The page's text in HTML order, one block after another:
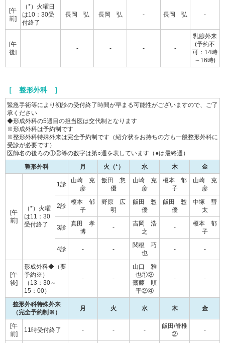
[午
前]
（*）火曜日
は10：30受
付終了
長岡 弘 長岡 弘 - 長岡 弘 -
[午
後]
- - - -
乳腺外来
(予約不
可：14時
～16時)
［ 整形外科 ］
緊急手術等により初診の受付終了時間が早まる可能性がございますので、ご了
承ください
◆形成外科の5週目の担当医は交代制となります
※形成外科は予約制です
※整形外科特殊外来は完全予約制です（紹介状をお持ちの方も一般整形外科に
受診が必要です）
医師名の後ろの①②等の数字は第○週を表しています（●は最終週）
整形外科
月 火（*） 水 木 金
[午
前]
（*）火曜
は11：30
受付終了
1診
山崎 克
彦
飯田 惣
優
山崎 克
彦
榎本 郁
子
山崎 克
彦
2診
榎本 郁
子
野原 広
明
飯田 惣
優
飯田 惣
優
中塚 彗
太
3診
真田 孝
博
-
吉岡 浩
之
-
榎本 郁
子
4診 - -
関根 巧
也
- -
[午
後]
形成外科◆（要
予約※）
（13：30～
15：00）
- -
山口 雅
也①③
齋藤 順
平②④
- -
整形外科特殊外来
（完全予約制※）
月 火 水 木 金
[午
前]
11時受付終了 - - -
飯田/脊椎
②
-